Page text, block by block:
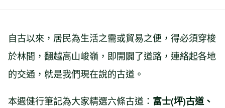
時代！台灣山林汲取靈感限定系列、專
自古以來，居民為生活之需或貿易之便，得必須穿梭
於林間，翻越高山峻嶺，即開闢了道路，連絡起各地
的交通，就是我們現在說的古道。
本週健行筆記為大家精選六條古道： 富士(坪)古道、